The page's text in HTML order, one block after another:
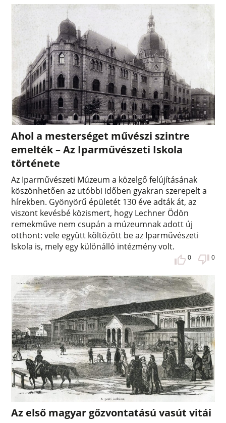
Ahol a mesterséget művészi szintre
emelték – Az Iparművészeti Iskola
története
Az Iparművészeti Múzeum a közelgő felújításának
köszönhetően az utóbbi időben gyakran szerepelt a
hírekben. Gyönyörű épületét 130 éve adták át, az
viszont kevésbé közismert, hogy Lechner Ödön
remekműve nem csupán a múzeumnak adott új
otthont: vele együtt költözött be az Iparművészeti
Iskola is, mely egy különálló intézmény volt.
0 0
Az első magyar gőzvontatású vasút vitái